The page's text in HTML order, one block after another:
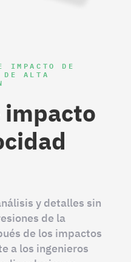
IMPACTO DE
DE ALTA
impacto
y detalles sin
de la
de los impactos
a los ingenieros